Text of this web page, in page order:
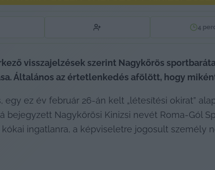
4
visszajelzések szerint Nagykőrös
Általános az értetlenkedés afölött, hogy
egy ez év február 26-án kelt „létesítési okirat”
bejegyzett Nagykőrösi Kinizsi nevét Roma-Gól
ingatlanra, a képviseletre jogosult személy